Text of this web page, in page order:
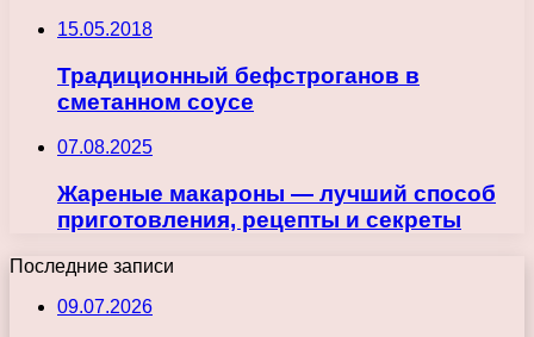
15.05.2018
Традиционный бефстроганов в
сметанном соусе
07.08.2025
Жареные макароны — лучший способ
приготовления, рецепты и секреты
Последние записи
09.07.2026